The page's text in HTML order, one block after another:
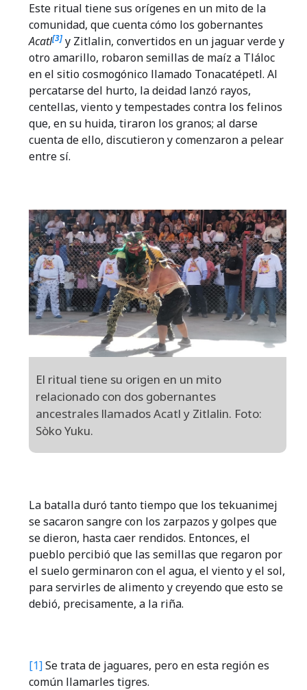
Este ritual tiene sus orígenes en un mito de la
comunidad, que cuenta cómo los gobernantes
Acatl[3] y Zitlalin, convertidos en un jaguar verde y
otro amarillo, robaron semillas de maíz a Tláloc
en el sitio cosmogónico llamado Tonacatépetl. Al
percatarse del hurto, la deidad lanzó rayos,
centellas, viento y tempestades contra los felinos
que, en su huida, tiraron los granos; al darse
cuenta de ello, discutieron y comenzaron a pelear
entre sí.
El ritual tiene su origen en un mito
relacionado con dos gobernantes
ancestrales llamados Acatl y Zitlalin. Foto:
Sòko Yuku.
La batalla duró tanto tiempo que los tekuanimej
se sacaron sangre con los zarpazos y golpes que
se dieron, hasta caer rendidos. Entonces, el
pueblo percibió que las semillas que regaron por
el suelo germinaron con el agua, el viento y el sol,
para servirles de alimento y creyendo que esto se
debió, precisamente, a la riña.
[1]Se trata de jaguares, pero en esta región es
común llamarles tigres.